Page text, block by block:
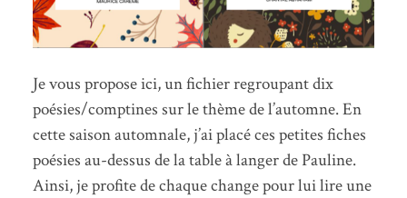
Je vous propose ici, un fichier regroupant dix
poésies/comptines sur le thème de l’automne. En
cette saison automnale, j’ai placé ces petites fiches
poésies au-dessus de la table à langer de Pauline.
Ainsi, je profite de chaque change pour lui lire une